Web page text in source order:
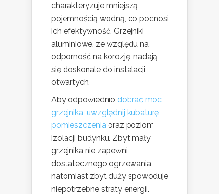
charakteryzuje mniejszą
pojemnością wodną, co podnosi
ich efektywność. Grzejniki
aluminiowe, ze względu na
odporność na korozję, nadają
się doskonale do instalacji
otwartych.
Aby odpowiednio dobrać moc
grzejnika, uwzględnij kubaturę
pomieszczenia oraz poziom
izolacji budynku. Zbyt mały
grzejnika nie zapewni
dostatecznego ogrzewania,
natomiast zbyt duży spowoduje
niepotrzebne straty energii.